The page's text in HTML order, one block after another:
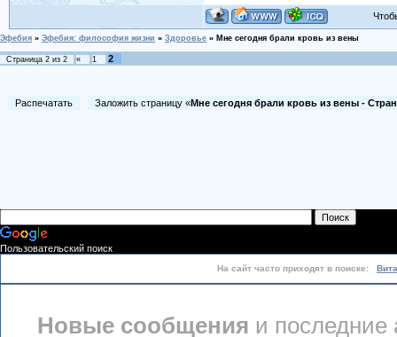
Эфебия » Эфебия: философия жизни » Здоровье » Мне сегодня брали кровь из вены
Страница 2 из 2 « 1 2
Распечатать Заложить страницу «Мне сегодня брали кровь из вены -
Пользовательский поиск
На сайт часто приходят в поиске:
Новые сообщения и последние